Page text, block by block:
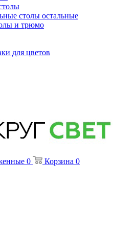
столы остальные
и трюмо
для цветов
0 Корзина 0